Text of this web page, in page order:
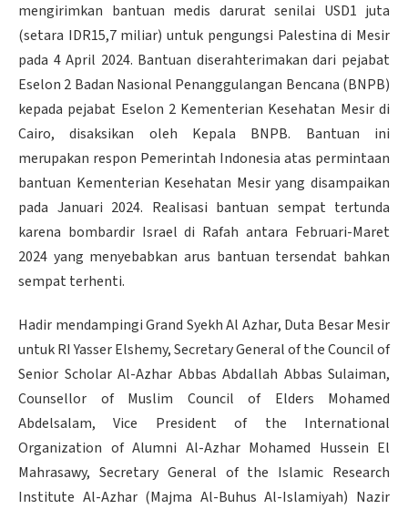
mengirimkan bantuan medis darurat senilai USD1 juta
(setara IDR15,7 miliar) untuk pengungsi Palestina di Mesir
pada 4 April 2024. Bantuan diserahterimakan dari pejabat
Eselon 2 Badan Nasional Penanggulangan Bencana (BNPB)
kepada pejabat Eselon 2 Kementerian Kesehatan Mesir di
Cairo, disaksikan oleh Kepala BNPB. Bantuan ini
merupakan respon Pemerintah Indonesia atas permintaan
bantuan Kementerian Kesehatan Mesir yang disampaikan
pada Januari 2024. Realisasi bantuan sempat tertunda
karena bombardir Israel di Rafah antara Februari-Maret
2024 yang menyebabkan arus bantuan tersendat bahkan
sempat terhenti.
Hadir mendampingi Grand Syekh Al Azhar, Duta Besar Mesir
untuk RI Yasser Elshemy, Secretary General of the Council of
Senior Scholar Al-Azhar Abbas Abdallah Abbas Sulaiman,
Counsellor of Muslim Council of Elders Mohamed
Abdelsalam, Vice President of the International
Organization of Alumni Al-Azhar Mohamed Hussein El
Mahrasawy, Secretary General of the Islamic Research
Institute Al-Azhar (Majma Al-Buhus Al-Islamiyah) Nazir